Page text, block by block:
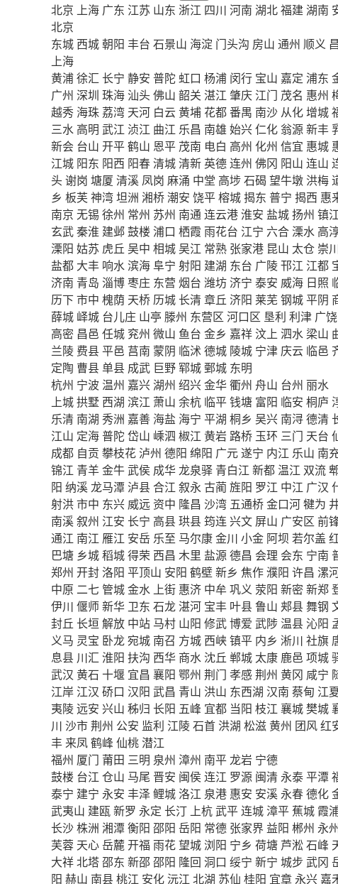
北京 上海 广东 江苏 山东 浙江 四川 河南 湖北福建湖南
北京
东城 西城朝阳 丰台 石景山 海淀 门头沟 房山 通州 顺义
上海
黄浦徐汇 长宁 静安 普陀 虹口 杨浦 闵行 宝山 嘉定 浦东
广州 深圳 珠海 汕头佛山 韶关 湛江 肇庆 江门 茂名 惠州
越秀 海珠 荔湾 天河 白云黄埔 花都番禺 南沙 从化增城
三水 高明 武江 浈江 曲江 乐昌 南雄 始兴仁化 翁源新丰
新会 台山 开平鹤山 恩平 茂南 电白 高州 化州 信宜 惠城
江城 阳东 阳西 阳春清城清新 英德连州 佛冈 阳山 连山
头谢岗 塘厦 清溪 凤岗 麻涌 中堂 高埗石碣 望牛墩 洪梅
乡 板芙 神湾坦洲 湘桥潮安 饶平榕城揭东 普宁 揭西 惠
南京 无锡 徐州 常州 苏州 南通连云港淮安 盐城扬州 镇
玄武秦淮 建邺鼓楼 浦口 栖霞 雨花台 江宁 六合 溧水 高
溧阳 姑苏 虎丘 吴中 相城吴江 常熟 张家港 昆山 太仓 崇
盐都 大丰 响水滨海阜宁 射阳 建湖 东台 广陵邗江 江都
济南 青岛 淄博枣庄 东营 烟台 潍坊济宁 泰安 威海 日照
历下市中 槐荫 天桥 历城 长清章丘 济阳 莱芜钢城平阴
薛城 峄城 台儿庄 山亭 滕州 东营区 河口区 垦利 利津 广饶
高密 昌邑 任城 兖州 微山 鱼台 金乡 嘉祥 汶上 泗水 梁山
兰陵 费县平邑 莒南 蒙阴 临沭德城 陵城 宁津 庆云 临邑
定陶 曹县单县 成武 巨野 郓城 鄄城 东明
杭州 宁波 温州 嘉兴湖州 绍兴金华衢州 舟山 台州 丽水
上城拱墅 西湖 滨江 萧山 余杭 临平钱塘 富阳 临安 桐庐
乐清 南湖 秀洲 嘉善 海盐 海宁 平湖 桐乡 吴兴 南浔德清
江山 定海普陀 岱山 嵊泗 椒江 黄岩 路桥 玉环 三门 天台
成都 自贡 攀枝花 泸州 德阳 绵阳 广元遂宁 内江 乐山 南
锦江 青羊金牛武侯 成华龙泉驿 青白江 新都 温江 双流
阳 纳溪龙马潭 泸县合江 叙永古蔺旌阳 罗江 中江 广汉
射洪市中 东兴 威远 资中 隆昌 沙湾 五通桥金口河犍为
南溪叙州 江安 长宁 高县珙县筠连兴文 屏山 广安区 前
通江 南江 雁江 安岳 乐至 马尔康金川 小金 阿坝 若尔盖
巴塘 乡城稻城得荣 西昌 木里 盐源德昌 会理 会东 宁南
郑州 开封洛阳 平顶山 安阳 鹤壁新乡 焦作濮阳 许昌 漯
中原 二七 管城金水 上街 惠济 中牟巩义 荥阳 新密 新郑
伊川 偃师新华 卫东 石龙湛河 宝丰 叶县鲁山 郏县舞钢
封丘 长垣解放 中站 马村 山阳 修武博爱 武陟 温县沁阳
义马 灵宝 卧龙宛城 南召 方城 西峡镇平 内乡 淅川 社旗
息县 川汇 淮阳 扶沟 西华 商水 沈丘 郸城 太康 鹿邑 项城
武汉 黄石 十堰 宜昌 襄阳 鄂州 荆门 孝感荆州 黄冈 咸宁
江岸 江汉 硚口 汉阳 武昌 青山 洪山 东西湖 汉南 蔡甸 江
夷陵远安 兴山 秭归 长阳 五峰 宜都 当阳 枝江 襄城樊城
川 沙市荆州 公安 监利 江陵石首 洪湖 松滋黄州 团风红
丰 来凤鹤峰 仙桃潜江
福州 厦门 莆田 三明 泉州 漳州 南平龙岩 宁德
鼓楼 台江 仓山 马尾 晋安 闽侯连江 罗源 闽清 永泰平潭
泰宁 建宁 永安 丰泽鲤城洛江 泉港 惠安 安溪 永春德化
武夷山 建瓯新罗 永定 长汀 上杭武平连城 漳平 蕉城 霞
长沙株洲 湘潭衡阳 邵阳 岳阳 常德 张家界 益阳 郴州 永
芙蓉 天心岳麓开福 雨花望城 浏阳 宁乡 荷塘 芦淞石峰
大祥北塔邵东 新邵邵阳 隆回 洞口 绥宁 新宁 城步 武冈
阳 赫山 南县桃江 安化沅江 北湖 苏仙 桂阳 宜章 永兴 嘉